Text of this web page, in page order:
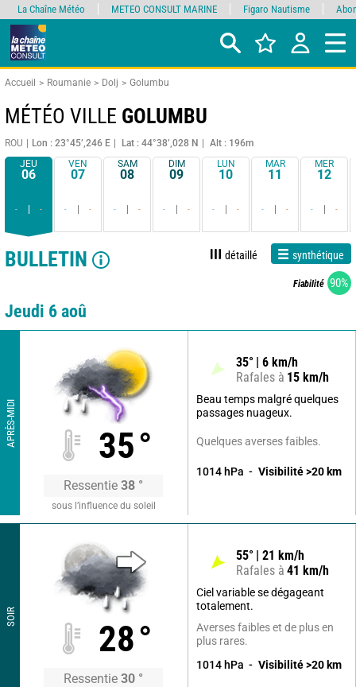
Accueil Roumanie Dolj Golumbu
MÉTÉO VILLE GOLUMBU
ROU Lon : 23°45’,246 E Lat : 44°38’,028 N
Alt : 196m
JEU
06
- -
VEN
07
- -
SAM
08
- -
DIM
09
- -
LUN
10
- -
MAR
11
- -
MER
12
- -
BULLETIN détaillé synthétique
Fiabilité 90%
Jeudi 6 aoû
APRÈS-MIDI 35°
Ressentie 38 °
sous l’influence du soleil
35° 6 km/h
Rafales à 15 km/h
Beau temps malgré quelques
passages nuageux.
Quelques averses faibles.
1014 hPa Visibilité >20 km
SOIR
28°
Ressentie 30 °
55° 21 km/h
Rafales à 41 km/h
Ciel variable se dégageant
totalement.
Averses faibles et de plus en
plus rares.
1014 hPa Visibilité >20 km
La Chaîne Météo METEO CONSULT MARINE Figaro Nautisme